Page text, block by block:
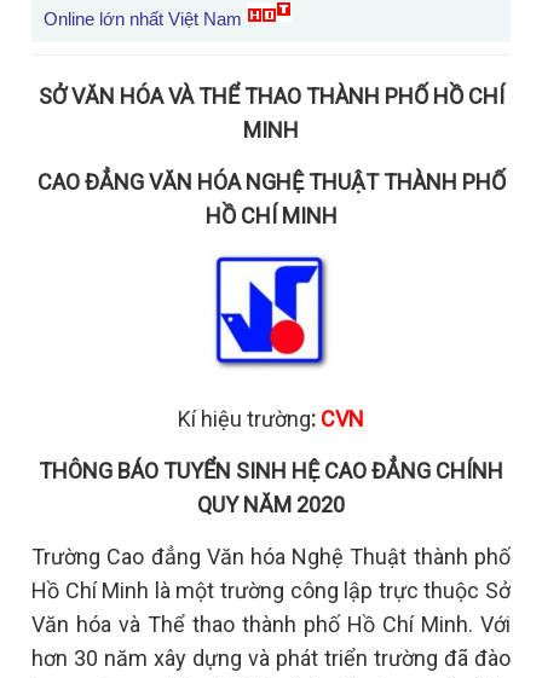
Online lớn nhất Việt Nam
SỞ VĂN HÓA VÀ THỂ THAO THÀNH PHỐ HỒ CHÍ
MINH
CAO ĐẲNG VĂN HÓA NGHỆ THUẬT THÀNH PHỐ
HỒ CHÍ MINH
Kí hiệu trường: CVN
THÔNG BÁO TUYỂN SINH HỆ CAO ĐẲNG CHÍNH
QUY NĂM 2020
Trường Cao đẳng Văn hóa Nghệ Thuật thành phố
Hồ Chí Minh là một trường công lập trực thuộc Sở
Văn hóa và Thể thao thành phố Hồ Chí Minh. Với
hơn 30 năm xây dựng và phát triển trường đã đào